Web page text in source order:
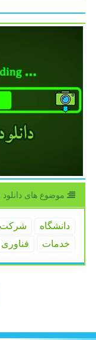
موضوع های
دانشگاه شركت
خدمات
فناوری